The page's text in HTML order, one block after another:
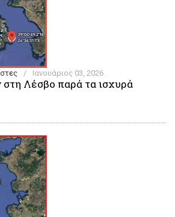
/ Ιανουάριος 03, 2026
Λέσβο παρά τα ισχυρά